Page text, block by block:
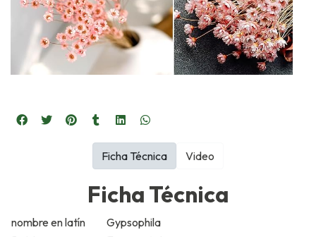
Ficha Técnica
nombre en latín
Gypsophila
Ficha Técnica Video